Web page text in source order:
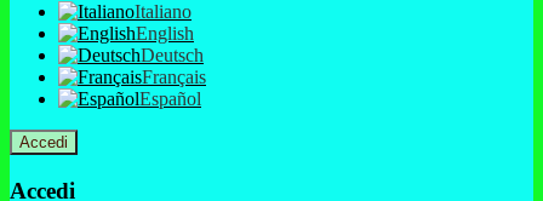
Italiano
English
Deutsch
Français
Español
Accedi
Accedi